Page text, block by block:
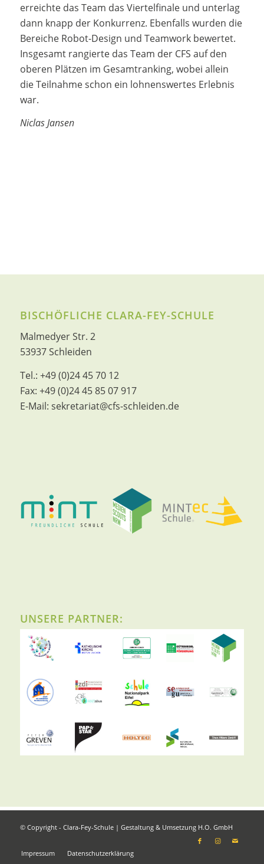
erreichte das Team das Viertelfinale und unterlag
dann knapp der Konkurrenz. Ebenfalls wurden die
Bereiche Robot-Design und Teamwork bewertet.
Insgesamt rangierte das Team der CFS auf den
oberen Plätzen im Gesamtranking, wobei allein
die Teilnahme schon ein lohnenswertes Erlebnis
war.
Niclas Jansen
BISCHÖFLICHE CLARA-FEY-SCHULE
Malmedyer Str. 2
53937 Schleiden
Tel.: +49 (0)24 45 70 12
Fax: +49 (0)24 45 85 07 917
E-Mail: sekretariat@cfs-schleiden.de
UNSERE PARTNER:
© Copyright - Clara-Fey-Schule | Gestaltung & Umsetzung H.O. GmbH
Impressum Datenschutzerklärung